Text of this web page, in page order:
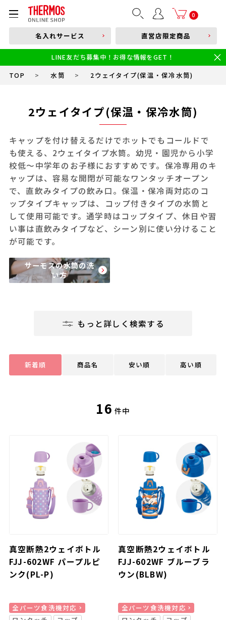
0
部品購入はこちら
本体品番やキーワードを入力
食洗機対応 新製品
幼児・園児向け水筒
小学生 低・中学年向け水筒
小学生 中・高学年向け水筒
名入れサービス 直営店限定商品
LINE友だち募集中！お得な情報をGET！
TOP > 水筒 > 2ウェイタイプ(保温・保冷水筒)
2ウェイタイプ(保温・保冷水筒)
キャップを付け替えるだけでホットでもコールドで
も使える、2ウェイタイプ水筒。幼児・園児から小学
校低～中学年のお子様におすすめです。保冷専用のキ
ャップは、容易な開閉が可能なワンタッチオープン
で、直飲みタイプの飲み口。保温・保冷両対応のコ
ップタイプキャップは、コップ付きタイプの水筒と
して使用可能です。通学時はコップタイプ、休日や習
い事は直飲みタイプなど、シーン別に使い分けること
が可能です。
サーモスの水筒の洗
い方
もっと詳しく検索する
新着順 商品名 安い順 高い順
16 件中
真空断熱2ウェイボトル
FJJ-602WF パープルピ
ンク(PL-P)
全パーツ食洗機対応
真空断熱2ウェイボトル
FJJ-602WF ブルーブラ
ウン(BLBW)
全パーツ食洗機対応